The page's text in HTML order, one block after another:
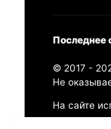
Последнее
© 2017 -
Не
На сайте